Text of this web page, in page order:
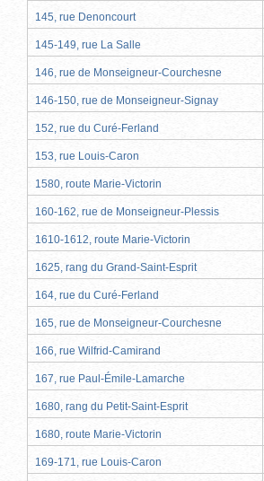
145, rue Denoncourt
145-149, rue La Salle
146, rue de Monseigneur-Courchesne
146-150, rue de Monseigneur-Signay
152, rue du Curé-Ferland
153, rue Louis-Caron
1580, route Marie-Victorin
160-162, rue de Monseigneur-Plessis
1610-1612, route Marie-Victorin
1625, rang du Grand-Saint-Esprit
164, rue du Curé-Ferland
165, rue de Monseigneur-Courchesne
166, rue Wilfrid-Camirand
167, rue Paul-Émile-Lamarche
1680, rang du Petit-Saint-Esprit
1680, route Marie-Victorin
169-171, rue Louis-Caron